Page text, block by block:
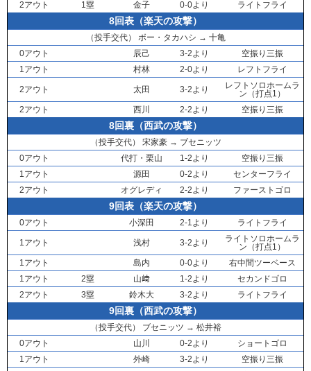
2アウト
1塁 金子 0-0より ライトフライ
8回表（楽天の攻撃）
（投手交代） ボー・タカハシ → 十亀
0アウト
辰己 3-2より
空振り三振
1アウト
村林 2-0より レフトフライ
2アウト 太田 3-2より
レフトソロホームラ
ン（打点1）
2アウト
西川 2-2より 空振り三振
8回裏（西武の攻撃）
（投手交代） 宋家豪→ ブセニッツ
0アウト
代打・ 栗山 1-2より
空振り三振
1アウト
源田 0-2より
センターフライ
2アウト
オグレディ 2-2より ファーストゴロ
9回表（楽天の攻撃）
0アウト 小深田 2-1より ライトフライ
1アウト 浅村 3-2より
ライトソロホームラ
ン（打点1）
1アウト
島内 0-0より
右中間ツーベース
1アウト
2塁 山﨑 1-2より
セカンドゴロ
2アウト
3塁 鈴木大 3-2より ライトフライ
9回裏（西武の攻撃）
（投手交代） ブセニッツ → 松井裕
0アウト
山川 0-2より
ショートゴロ
1アウト
外崎 3-2より
空振り三振